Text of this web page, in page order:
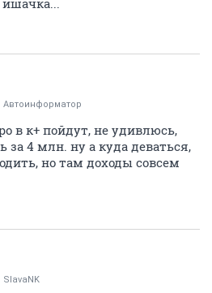
Автоинформатор
в к+ пойдут, не удивлюсь,
4 млн. ну а куда деваться,
но там доходы совсем
SlavaNK